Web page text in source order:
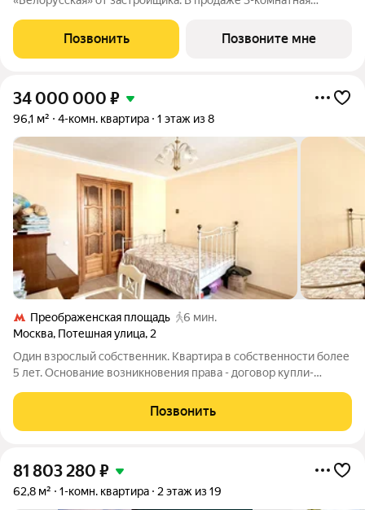
Новый современный жилой комплекс премиум-класса Слава
расположен в той части центра, где
Позвонить Позвоните мне
34 000 000 ₽
96,1 м² 4-комн. квартира 1 этаж из 8
Преображенская площадь
6 мин.
Москва, Потешная улица, 2
Один взрослый собственник. Квартира в собственности более
5 лет. Основание возникновения права - договор купли-
подготовлены к сделке. Без долгов. Без обременений.
Альтернатива на другой район.
Позвонить
81 803 280 ₽
62,8 м² 1-комн. квартира 2 этаж из 19